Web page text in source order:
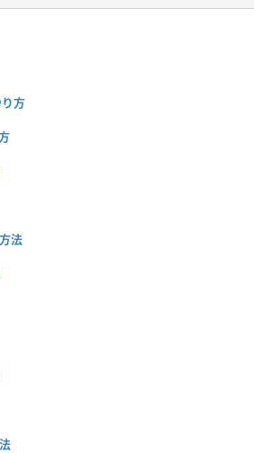
方
法